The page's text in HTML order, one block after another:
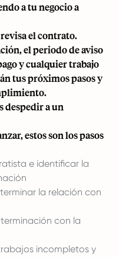
a tu negocio a
el contrato.
el periodo de aviso
y cualquier trabajo
tus próximos pasos y
despedir a un
estos son los pasos
e identificar la
la relación con
con la
incompletos y